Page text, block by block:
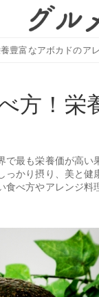
豊富なアボカドのア
方！栄
最も栄養価が高
かり摂り、美と
べ方やアレンジ料